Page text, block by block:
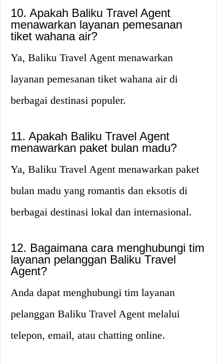
10. Apakah Baliku Travel Agent
menawarkan layanan pemesanan
tiket wahana air?
Ya, Baliku Travel Agent menawarkan
layanan pemesanan tiket wahana air di
berbagai destinasi populer.
11. Apakah Baliku Travel Agent
menawarkan paket bulan madu?
Ya, Baliku Travel Agent menawarkan paket
bulan madu yang romantis dan eksotis di
berbagai destinasi lokal dan internasional.
12. Bagaimana cara menghubungi tim
layanan pelanggan Baliku Travel
Agent?
Anda dapat menghubungi tim layanan
pelanggan Baliku Travel Agent melalui
telepon, email, atau chatting online.